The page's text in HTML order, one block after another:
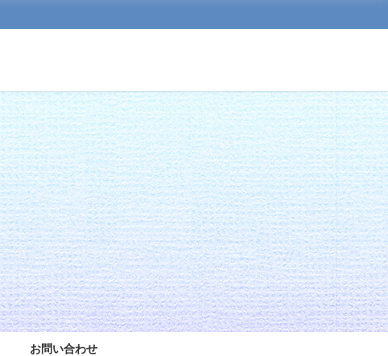
お問い合わせ